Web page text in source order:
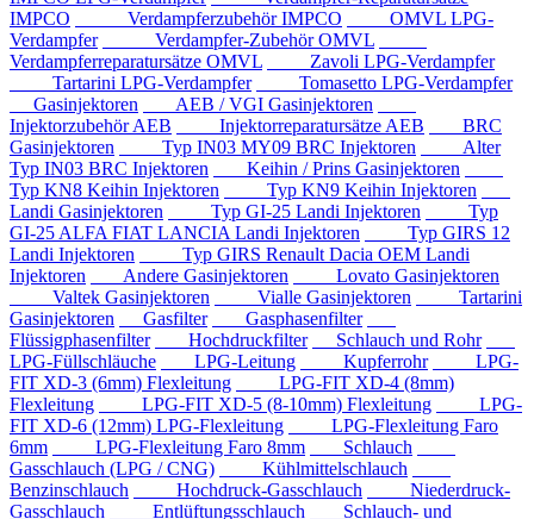
IMPCO
Verdampferzubehör IMPCO
OMVL LPG-
Verdampfer
Verdampfer-Zubehör OMVL
Verdampferreparatursätze OMVL
Zavoli LPG-Verdampfer
Tartarini LPG-Verdampfer
Tomasetto LPG-Verdampfer
Gasinjektoren
AEB / VGI Gasinjektoren
Injektorzubehör AEB
Injektorreparatursätze AEB
BRC
Gasinjektoren
Typ IN03 MY09 BRC Injektoren
Alter
Typ IN03 BRC Injektoren
Keihin / Prins Gasinjektoren
Typ KN8 Keihin Injektoren
Typ KN9 Keihin Injektoren
Landi Gasinjektoren
Typ GI-25 Landi Injektoren
Typ
GI-25 ALFA FIAT LANCIA Landi Injektoren
Typ GIRS 12
Landi Injektoren
Typ GIRS Renault Dacia OEM Landi
Injektoren
Andere Gasinjektoren
Lovato Gasinjektoren
Valtek Gasinjektoren
Vialle Gasinjektoren
Tartarini
Gasinjektoren
Gasfilter
Gasphasenfilter
Flüssigphasenfilter
Hochdruckfilter
Schlauch und Rohr
LPG-Füllschläuche
LPG-Leitung Kupferrohr
LPG-
FIT XD-3 (6mm) Flexleitung
LPG-FIT XD-4 (8mm)
Flexleitung
LPG-FIT XD-5 (8-10mm) Flexleitung
LPG-
FIT XD-6 (12mm) LPG-Flexleitung
LPG-Flexleitung Faro
6mm
LPG-Flexleitung Faro 8mm
Schlauch
Gasschlauch (LPG / CNG)
Kühlmittelschlauch
Benzinschlauch
Hochdruck-Gasschlauch
Niederdruck-
Gasschlauch
Entlüftungsschlauch
Schlauch- und